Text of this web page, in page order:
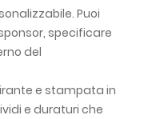
Puoi
specificare
del
e stampata in
e duraturi che